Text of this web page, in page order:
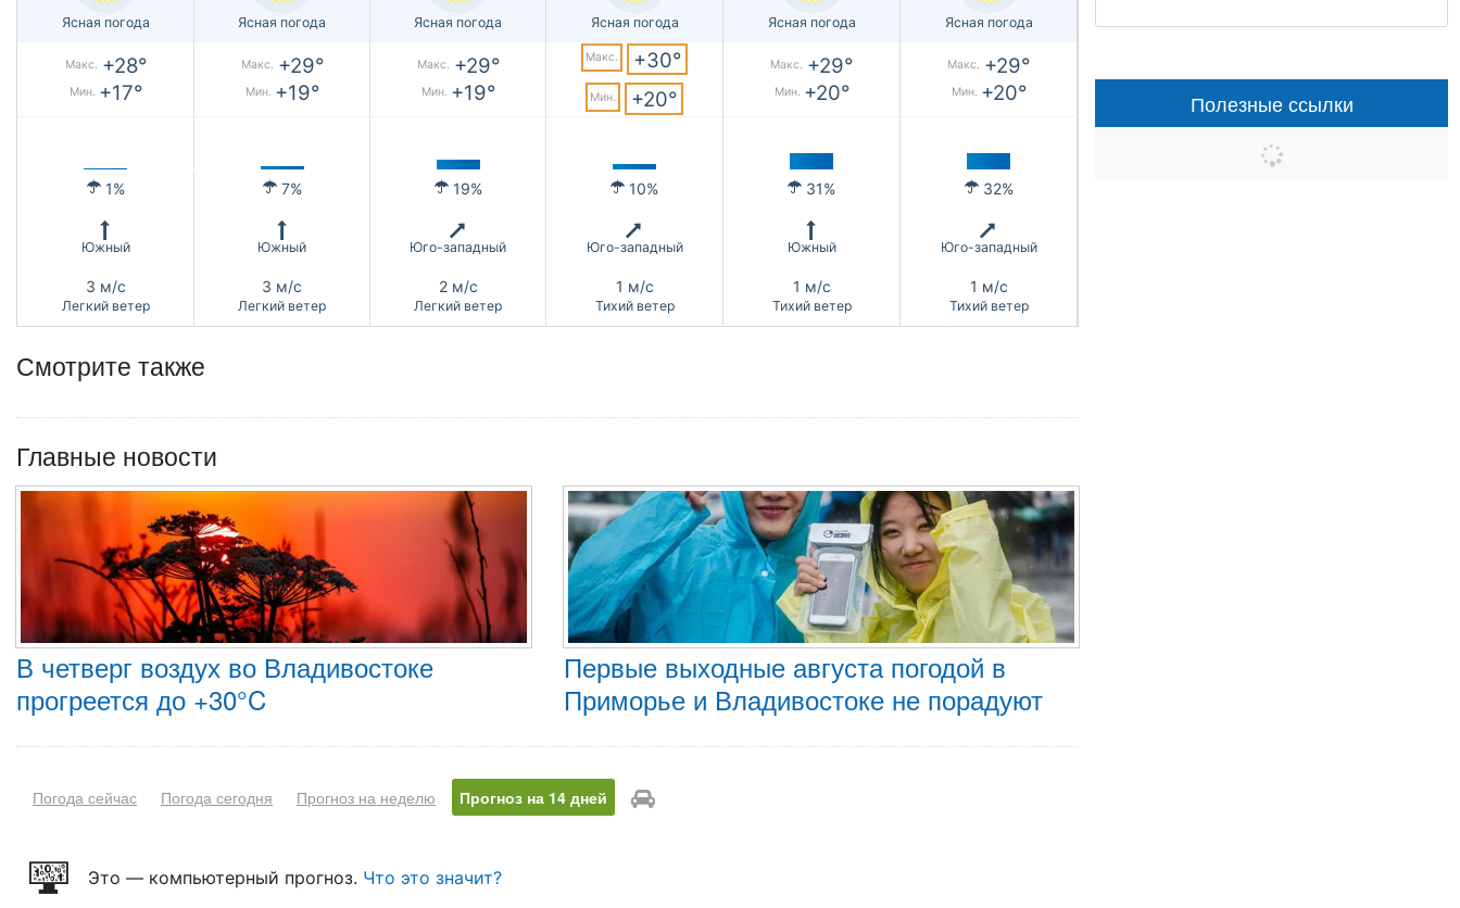
Ясная погода Ясная погода Ясная погода Ясная погода Ясная погода Ясная погода
Макс. +28°
Мин. +17°
Макс. +29°
Мин. +19°
Макс. +29°
Мин. +19°
Макс. +30°
Мин. +20°
Макс. +29°
Мин. +20°
Макс. +29°
Мин. +20°
1% 7% 19% 10% 31% 32%
Южный Южный Юго-западный Юго-западный Южный Юго-западный
3 м/с
Легкий ветер
3 м/с
Легкий ветер
2 м/с
Легкий ветер
1 м/с
Тихий ветер
1 м/с
Тихий ветер
1 м/с
Тихий ветер
Смотрите также
Главные новости
В четверг воздух во Владивостоке
прогреется до +30°C
Первые выходные августа погодой в
Приморье и Владивостоке не порадуют
Погода сейчас Погода сегодня Прогноз на неделю Прогноз на 14 дней
Это — компьютерный прогноз. Что это значит?
Полезные ссылки